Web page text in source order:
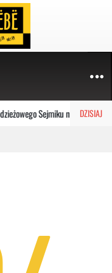
DZISIAJ
Sejmiku na Pomorzu.